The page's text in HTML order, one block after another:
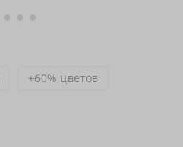
+60% цветов